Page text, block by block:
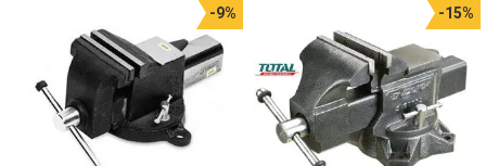
-9% -15%